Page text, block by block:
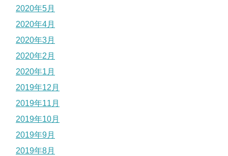
2020年5月
2020年4月
2020年3月
2020年2月
2020年1月
2019年12月
2019年11月
2019年10月
2019年9月
2019年8月